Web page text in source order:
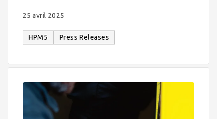
25 avril 2025
HPM5 Press Releases